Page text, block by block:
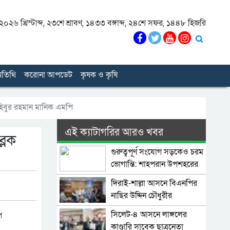
খ্রিস্টাব্দ, ২৩শে শ্রাবণ, ১৪৩৩ বঙ্গাব্দ, ২৪শে সফর, ১৪৪৮ হিজরি
করোনা আপডেট কৃষক ও কৃষি
রহমান মানিক এমপি
এই ক্যাটাগরির আরও খবর
গুরুত্বপূর্ণ সংযোগ সড়কেও চরম
ভোগান্তি: শাহপরান উপশহরের
রাস্তাঘাট সংস্কারের দাবি
দিরাই-শাল্লা আসনে বিএনপির
নাছির উদ্দিন চৌধুরীর
মনোনয়নপত্র সংগ্রহ
সিলেট-৪ আসনে লাঙ্গলের
কাণ্ডারি সাবেক ছাত্রনেতা